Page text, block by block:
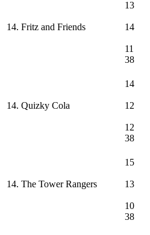
14. Fritz and Friends
13
14
11
38
14. Quizky Cola
14
12
12
38
14. The Tower Rangers
15
13
10
38